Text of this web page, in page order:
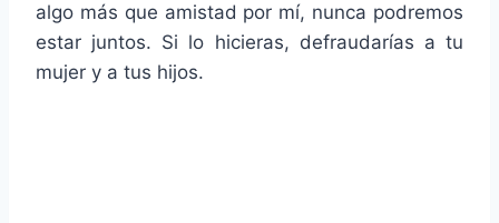
algo más que amistad por mí, nunca podremos
estar juntos. Si lo hicieras, defraudarías a tu
mujer y a tus hijos.